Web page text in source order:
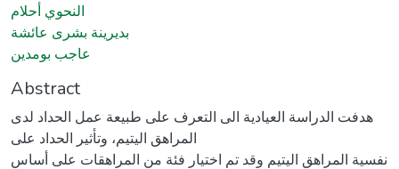
النحوي أحلام
بديرينة بشرى عائشة
عاجب بومدين
Abstract
هدفت الدراسة العيادية الى التعرف على طبيعة عمل الحداد لدى
المراهق اليتيم، وتأثير الحداد على
نفسية المراهق اليتيم وقد تم اختيار فئة من المراهقات على أساس